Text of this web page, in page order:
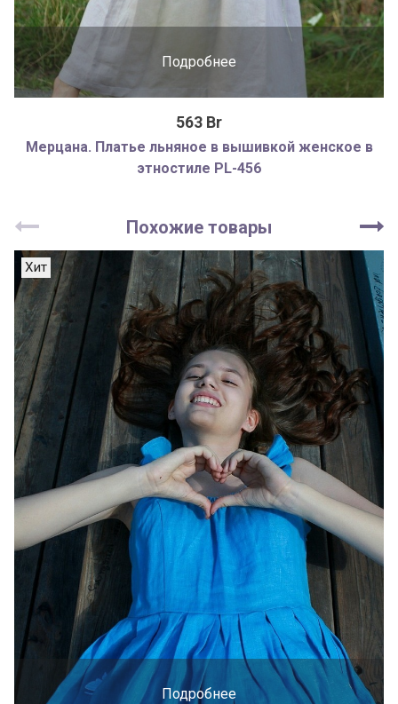
Подробнее
563 Br
Мерцана. Платье льняное в вышивкой женское в
этностиле PL-456
Похожие товары
Подробнее
Хит